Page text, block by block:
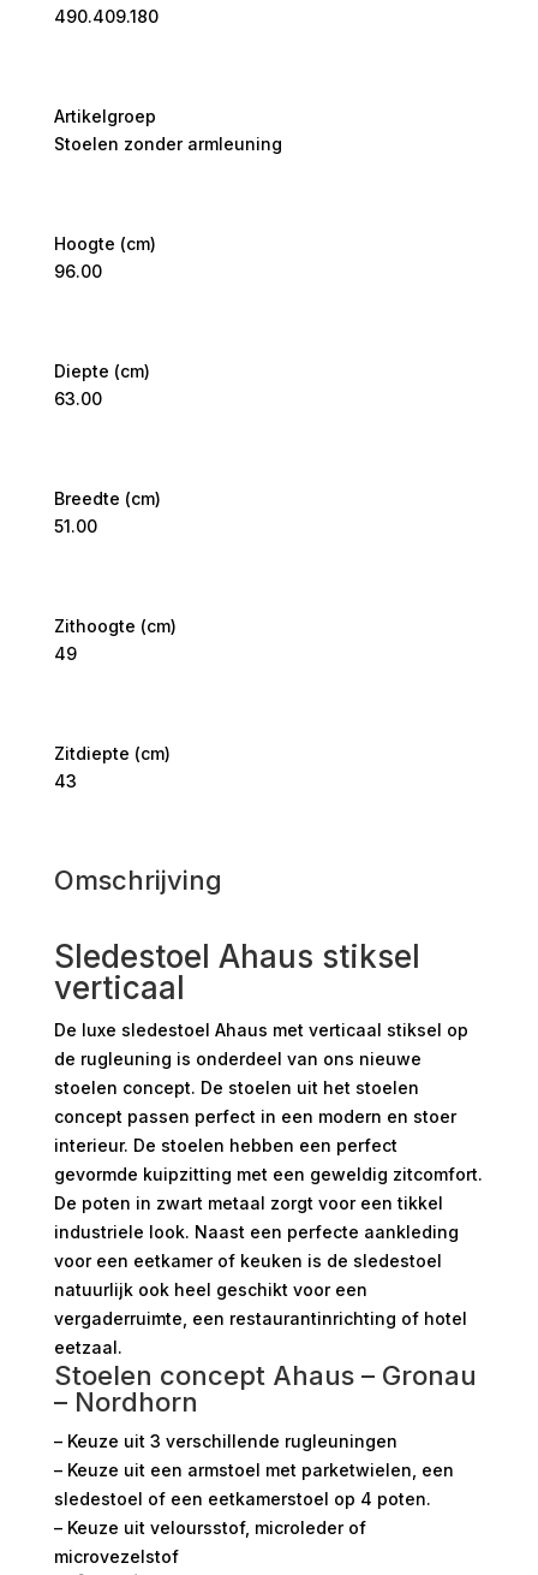
490.409.180
Artikelgroep
Stoelen zonder armleuning
Hoogte (cm)
96.00
Diepte (cm)
63.00
Breedte (cm)
51.00
Zithoogte (cm)
49
Zitdiepte (cm)
43
Omschrijving
Sledestoel Ahaus stiksel
verticaal
De luxe sledestoel Ahaus met verticaal stiksel op
de rugleuning is onderdeel van ons nieuwe
stoelen concept. De stoelen uit het stoelen
concept passen perfect in een modern en stoer
interieur. De stoelen hebben een perfect
gevormde kuipzitting met een geweldig zitcomfort.
De poten in zwart metaal zorgt voor een tikkel
industriele look. Naast een perfecte aankleding
voor een eetkamer of keuken is de sledestoel
natuurlijk ook heel geschikt voor een
vergaderruimte, een restaurantinrichting of hotel
eetzaal.
Stoelen concept Ahaus – Gronau
– Nordhorn
– Keuze uit 3 verschillende rugleuningen
– Keuze uit een armstoel met parketwielen, een
sledestoel of een eetkamerstoel op 4 poten.
– Keuze uit veloursstof, microleder of
microvezelstof